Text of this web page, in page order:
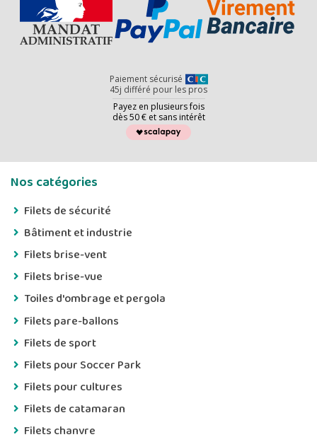
Paiement sécurisé
45j différé pour les pros
Payez en plusieurs fois
dès 50 € et sans intérêt
Nos catégories
Filets de sécurité
Bâtiment et industrie
Filets brise-vent
Filets brise-vue
Toiles d'ombrage et pergola
Filets pare-ballons
Filets de sport
Filets pour Soccer Park
Filets pour cultures
Filets de catamaran
Filets chanvre